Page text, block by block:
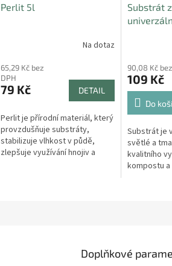
Perlit 5l
Na dotaz
65,29 Kč bez
DPH
79 Kč DETAIL
Perlit je přírodní materiál, který
provzdušňuje substráty,
stabilizuje vlhkost v půdě,
zlepšuje využívání hnojiv a
Substrát
90,08 Kč
109 Kč
Do
Substrát je
světlé a
kvalitního
kompostu
Doplňkové